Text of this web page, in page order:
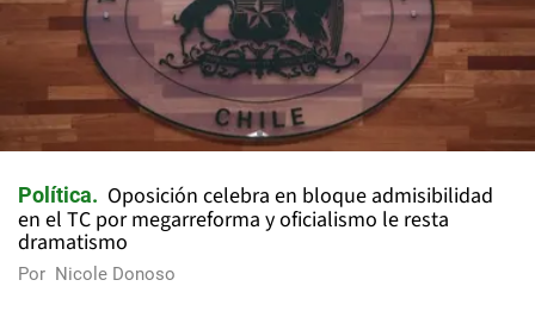
Política
Oposición celebra en bloque admisibilidad
en el TC por megarreforma y oficialismo le resta
dramatismo
Por Nicole Donoso